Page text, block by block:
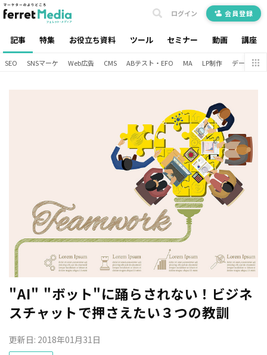
記事 特集 お役立ち資料 ツール セミナー 動画 講座
ログイン 会員登録
SEO SNSマーケ Web広告 CMS ABテスト・EFO MA LP制作 データ分析
"AI" "ボット"に踊らされない！ビジネ
スチャットで押さえたい３つの教訓
更新日: 2018年01月31日